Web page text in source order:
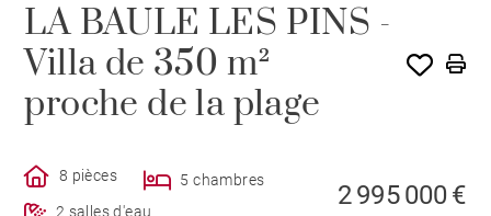
LA BAULE LES PINS -
Villa de 350 m²
proche de la plage
8 pièces
5 chambres
2 salles d'eau
2 995 000 €